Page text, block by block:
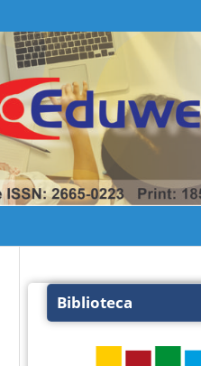
Biblioteca